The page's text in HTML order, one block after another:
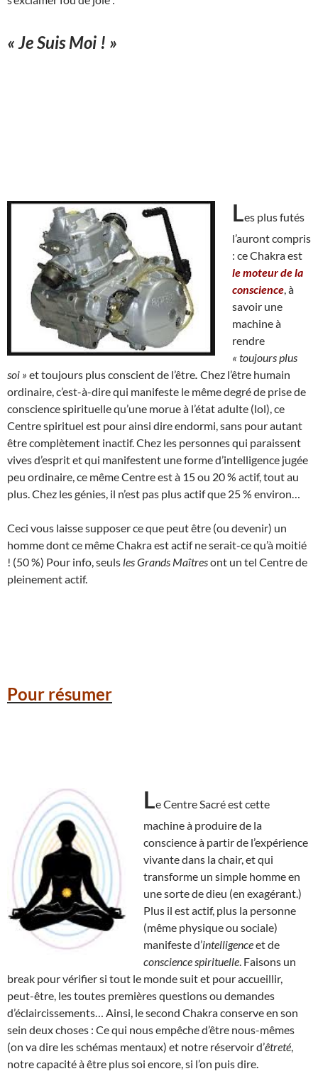
« Je Suis Moi ! »
Les plus futés
l’auront compris
: ce Chakra est
le moteur de la
conscience , à
savoir une
machine à
rendre
« toujours plus
soi » et toujours plus conscient de l’être Chez l’être humain
ordinaire, c’est-à-dire qui manifeste le même degré de prise de
conscience spirituelle qu’une morue à l’état adulte (lol), ce
Centre spirituel est pour ainsi dire endormi, sans pour autant
être complètement inactif. Chez les personnes qui paraissent
vives d’esprit et qui manifestent une forme d’intelligence jugée
peu ordinaire, ce même Centre est à 15 ou 20 % actif, tout au
plus. Chez les génies, il n’est pas plus actif que 25 % environ…
Ceci vous laisse supposer ce que peut être (ou devenir) un
homme dont ce même Chakra est actif ne serait-ce qu’à moitié
! (50 %) Pour info, seuls les Grands Maîtresont un tel Centre de
pleinement actif.
Pour résumer
Le Centre Sacré est cette
machine à produire de la
conscience à partir de l’expérience
vivante dans la chair, et qui
transforme un simple homme en
une sorte de dieu (en exagérant.)
Plus il est actif, plus la personne
(même physique ou sociale)
manifeste d’intelligenceet de
conscience spirituelle . Faisons un
break pour vérifier si tout le monde suit et pour accueillir,
peut-être, les toutes premières questions ou demandes
d’éclaircissements… Ainsi, le second Chakra conserve en son
sein deux choses : Ce qui nous empêche d’être nous-mêmes
(on va dire les schémas mentaux) et notre réservoir d’êtreté
notre capacité à être plus soi encore, si l’on puis dire.